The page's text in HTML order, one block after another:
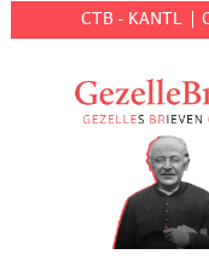
CTB - KANTL